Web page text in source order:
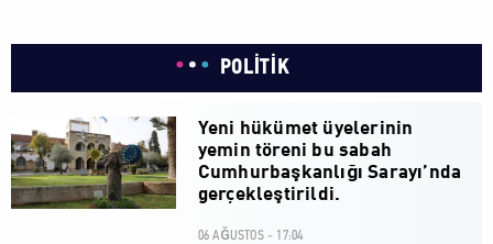
POLİTİK
Yeni hükümet üyelerinin
yemin töreni bu sabah
Cumhurbaşkanlığı Sarayı’nda
gerçekleştirildi.
06 AĞUSTOS - 17:04